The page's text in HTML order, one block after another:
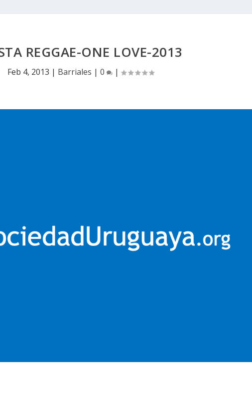
REGGAE-ONE LOVE-2013
Feb 4, 2013 | Barriales | 0 |